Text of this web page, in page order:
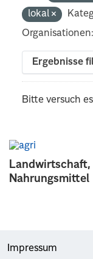
Nahrungsmittel
lokal
Organisationen:
Ergebnisse
Bitte versuch
Impressum